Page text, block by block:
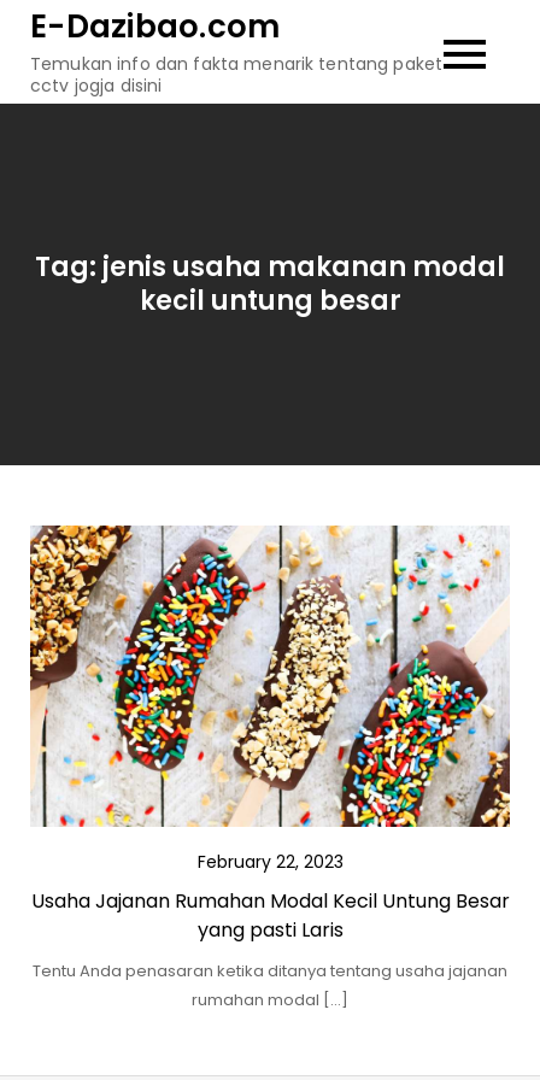
content
E-Dazibao.com
Temukan info dan fakta menarik tentang paket
cctv jogja disini
Tag: jenis usaha makanan modal
kecil untung besar
February 22, 2023
Usaha Jajanan Rumahan Modal Kecil Untung Besar
yang pasti Laris
Tentu Anda penasaran ketika ditanya tentang usaha jajanan
rumahan modal […]